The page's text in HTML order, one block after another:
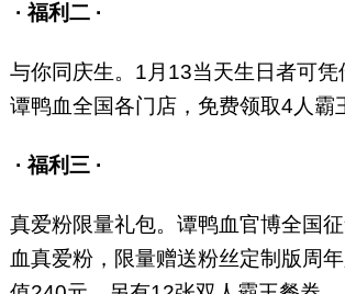
· 福利二 ·
与你同庆生。1月13当天生日者可凭
谭鸭血全国各门店，免费领取4人霸
· 福利三 ·
真爱粉限量礼包。谭鸭血官博全国
血真爱粉，限量赠送粉丝定制版周